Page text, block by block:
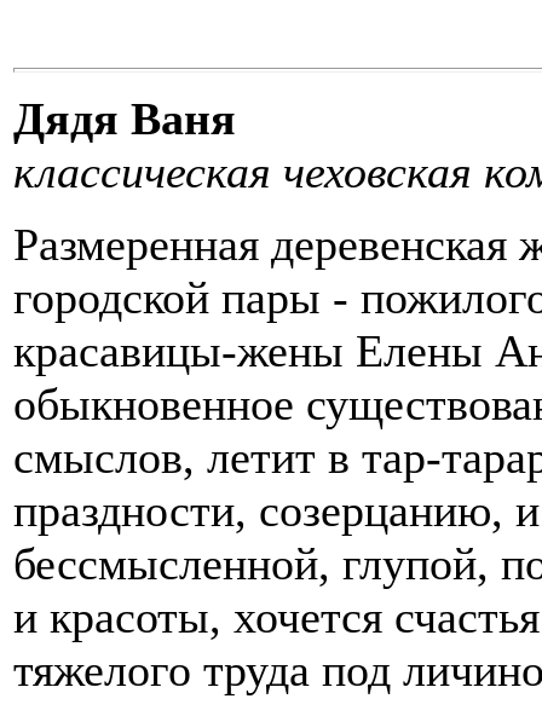
Дядя Ваня
классическая чеховская
Размеренная деревенская
городской пары -
красавицы-жены Елены
обыкновенное
смыслов, летит в тар-
праздности, созерцанию,
бессмысленной, глупой,
и красоты, хочется
тяжелого труда под